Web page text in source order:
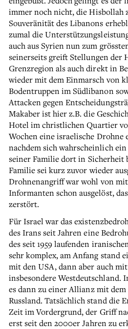
immer noch nicht, die Hisbollah
Souveränität des Libanons
zumal die
auch aus Syrien nun zum
seinerseits greift Stellungen der
Grenzregion als auch direkt in
wieder mit dem Einmarsch von
Bodentruppen im Südlibanon
Attacken gegen
Makaber ist hier z.B. die
Hotel im christlichen Quartier
Wochen eine israelische Drohne
nachdem sich wahrscheinlich
seiner Familie dort in Sicherheit
Familie sei kurz zuvor wieder
Drohnenangriff war wohl von
Informanten schon ausgelöst,
zerstört.
Für Israel war das
des Irans seit Jahren eine
des seit 1959 laufenden
sehr komplex, am Anfang stand
mit den USA, dann aber auch
insbesondere Westdeutschland.
es dann zu einer Allianz mit
Russland. Tatsächlich stand die
Zeit im Vordergrund, der Griff
erst seit den 2000er Jahren zu